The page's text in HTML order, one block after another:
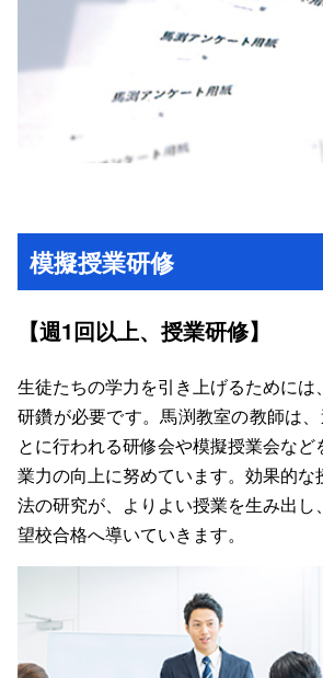
模擬授業研修
【週1回以上、授業研修】
生徒たちの学力を引き上げるために
研鑽が必要です。馬渕教室の教師は
とに行われる研修会や模擬授業会な
業力の向上に努めています。効果的
法の研究が、よりよい授業を生み出
望校合格へ導いていきます。